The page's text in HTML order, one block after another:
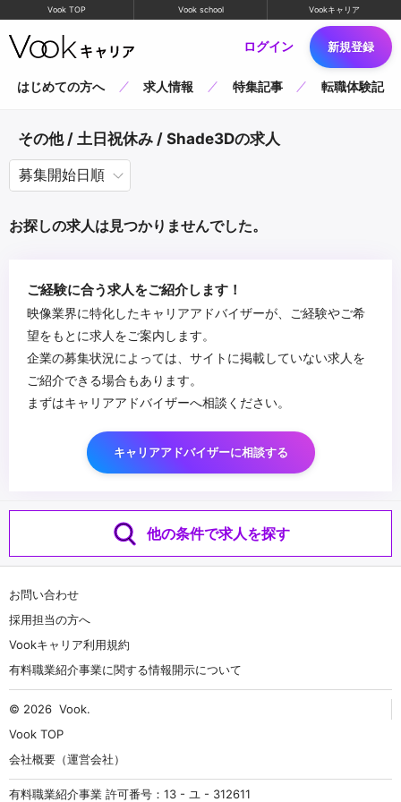
Vook TOP Vook school Vookキャリア
ログイン 新規登録
はじめての方へ 求人情報 特集記事 転職体験記
その他 / 土日祝休み / Shade3Dの求人
お探しの求人は見つかりませんでした。
ご経験に合う求人をご紹介します！
映像業界に特化したキャリアアドバイザーが、ご経験やご希
望をもとに求人をご案内します。
企業の募集状況によっては、サイトに掲載していない求人を
ご紹介できる場合もあります。
まずはキャリアアドバイザーへ相談ください。
キャリアアドバイザーに相談する
他の条件で求人を探す
お問い合わせ
採用担当の方へ
Vookキャリア利用規約
有料職業紹介事業に関する情報開示について
© 2026 Vook.
Vook TOP
会社概要（運営会社）
有料職業紹介事業 許可番号：13 - ユ - 312611